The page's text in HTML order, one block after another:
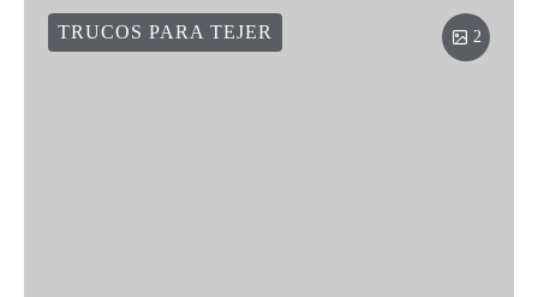
2
TRUCOS PARA TEJER